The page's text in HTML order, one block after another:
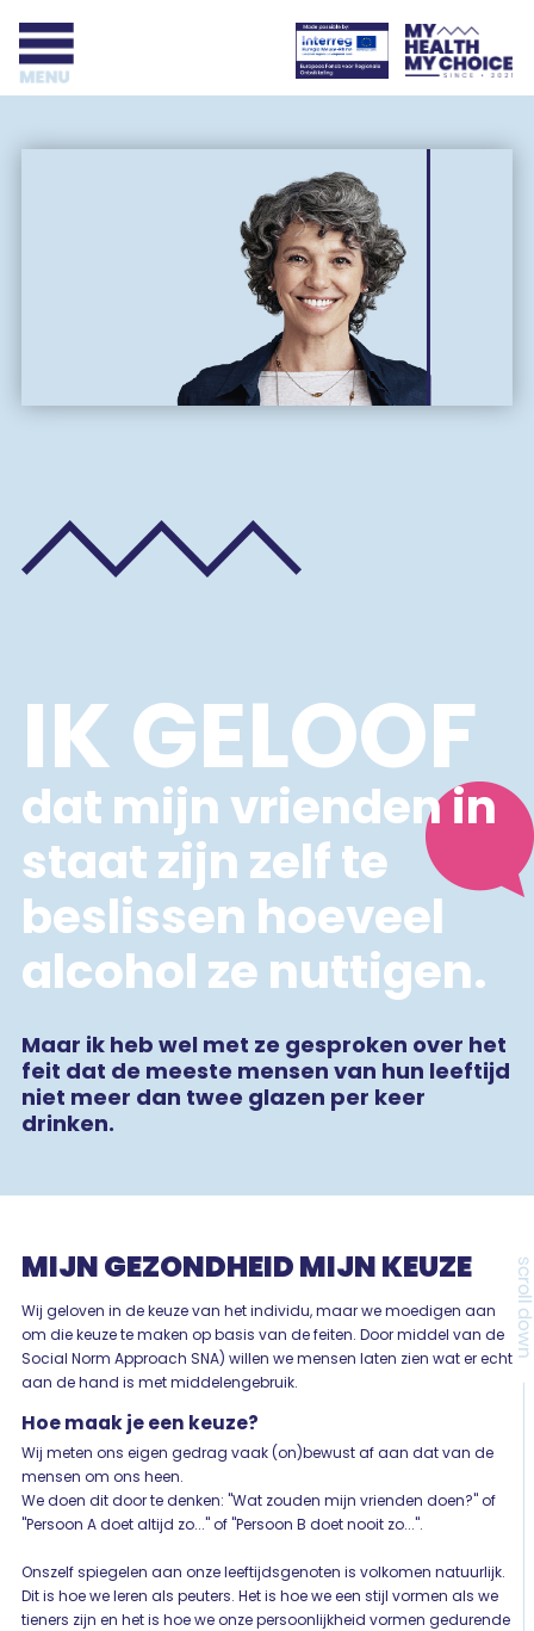
IK GELOOF
dat mijn vrienden in
staat zijn zelf te
beslissen hoeveel
alcohol ze nuttigen.
Maar ik heb wel met ze gesproken over het
feit dat de meeste mensen van hun leeftijd
niet meer dan twee glazen per keer
drinken.
MIJN GEZONDHEID MIJN KEUZE
Wij geloven in de keuze van het individu, maar we moedigen aan
om die keuze te maken op basis van de feiten. Door middel van de
Social Norm Approach SNA) willen we mensen laten zien wat er echt
aan de hand is met middelengebruik.
Hoe maak je een keuze?
Wij meten ons eigen gedrag vaak (on)bewust af aan dat van de
mensen om ons heen.
We doen dit door te denken: "Wat zouden mijn vrienden doen?" of
"Persoon A doet altijd zo..." of "Persoon B doet nooit zo...".
Onszelf spiegelen aan onze leeftijdsgenoten is volkomen natuurlijk.
Dit is hoe we leren als peuters. Het is hoe we een stijl vormen als we
tieners zijn en het is hoe we onze persoonlijkheid vormen gedurende